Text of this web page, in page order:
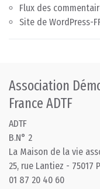
Flux des
Site de WordPress-
Association
France ADTF
ADTF
B.N° 2
La Maison de la vie
25, rue Lantiez - 75017
01 87 20 40 60